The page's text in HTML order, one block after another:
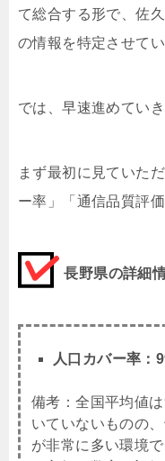
て総合する形で、佐
の情報を特定させてい
では、早速進めていき
まず最初に見ていた
ー率」「通信品質評
長野県の詳細
人口カバー率：
備考：全国平均値
いていないものの
が非常に多い環境